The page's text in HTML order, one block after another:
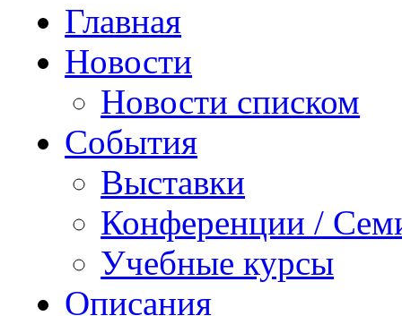
Главная
Новости
Новости списком
События
Выставки
Конференции /
Учебные курсы
Описания